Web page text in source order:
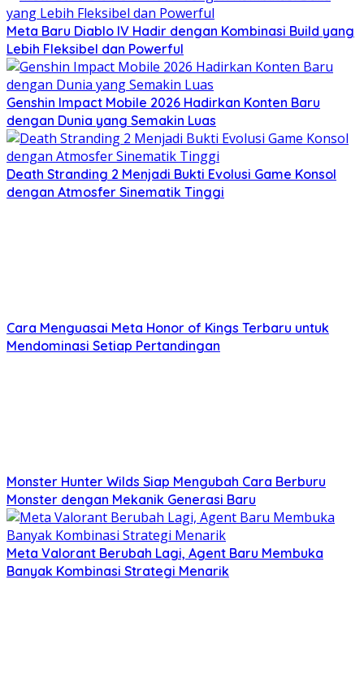
Meta Baru Diablo IV Hadir dengan Kombinasi Build yang
Lebih Fleksibel dan Powerful
Genshin Impact Mobile 2026 Hadirkan Konten Baru
dengan Dunia yang Semakin Luas
Death Stranding 2 Menjadi Bukti Evolusi Game Konsol
dengan Atmosfer Sinematik Tinggi
Cara Menguasai Meta Honor of Kings Terbaru untuk
Mendominasi Setiap Pertandingan
Monster Hunter Wilds Siap Mengubah Cara Berburu
Monster dengan Mekanik Generasi Baru
Meta Valorant Berubah Lagi, Agent Baru Membuka
Banyak Kombinasi Strategi Menarik